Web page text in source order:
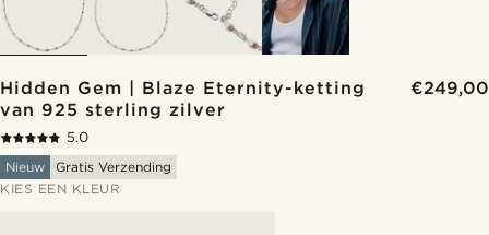
Hidden Gem | Blaze Eternity-ketting
van 925 sterling zilver
€249,00
5.0
Nieuw
Gratis Verzending
KIES EEN KLEUR